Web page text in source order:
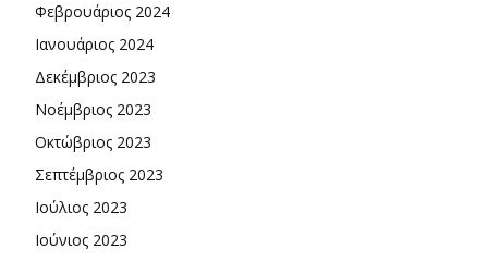
Φεβρουάριος 2024
Ιανουάριος 2024
Δεκέμβριος 2023
Νοέμβριος 2023
Οκτώβριος 2023
Σεπτέμβριος 2023
Ιούλιος 2023
Ιούνιος 2023